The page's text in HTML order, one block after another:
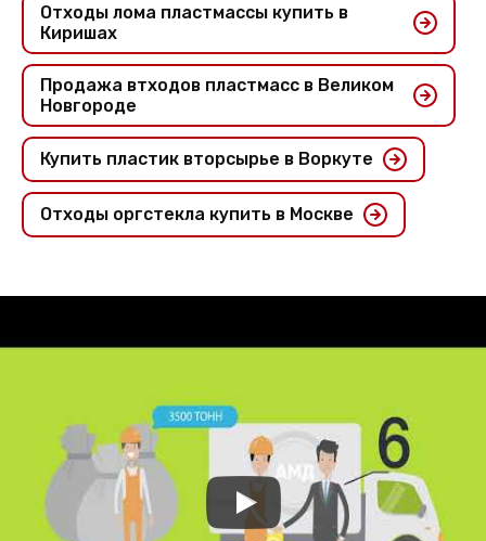
Отходы лома пластмассы купить в
Киришах
Продажа втходов пластмасс в Великом
Новгороде
Купить пластик вторсырье в Воркуте
Отходы оргстекла купить в Москве